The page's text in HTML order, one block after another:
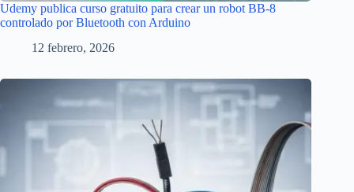
Udemy publica curso gratuito para crear un robot BB-8
controlado por Bluetooth con Arduino
12 febrero, 2026